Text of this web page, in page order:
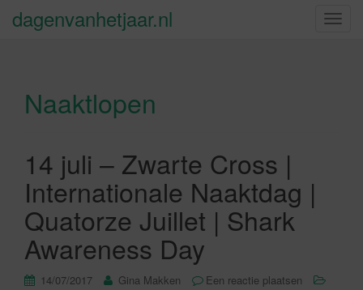
S
dagenvanhetjaar.nl
Naaktlopen
14 juli – Zwarte Cross |
Internationale Naaktdag |
Quatorze Juillet | Shark
Awareness Day
14/07/2017 Gina Makken
Een reactie plaatsen